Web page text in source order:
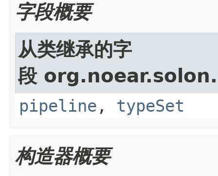
字段概要
从类继承的字
段
pipeline , typeSet
构造器概要